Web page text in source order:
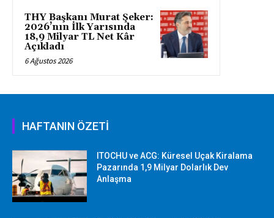
THY Başkanı Murat Şeker:
2026’nın İlk Yarısında
18,9 Milyar TL Net Kâr
Açıkladı
6 Ağustos 2026
HAFTANIN ÖZETİ
ITOCHU ve ACG: Küresel Uçak Kiralama
Pazarında 1,9 Milyar Dolarlık Dev
Anlaşma